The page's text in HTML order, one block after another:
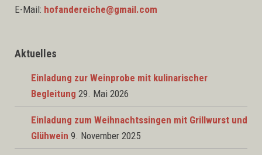
E-Mail: hofandereiche@gmail.com
Aktuelles
Einladung zur Weinprobe mit kulinarischer
Begleitung 29. Mai 2026
Einladung zum Weihnachtssingen mit Grillwurst und
Glühwein 9. November 2025